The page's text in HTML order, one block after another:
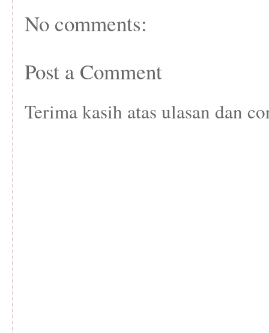
No comments:
Post a Comment
Terima kasih atas ulasan dan